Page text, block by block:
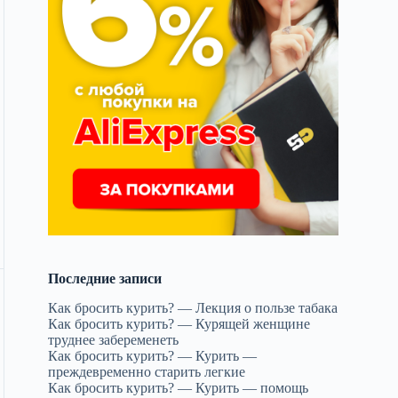
Последние записи
Как бросить курить? — Лекция о пользе табака
Как бросить курить? — Курящей женщине
труднее забеременеть
Как бросить курить? — Курить —
преждевременно старить легкие
Как бросить курить? — Курить — помощь